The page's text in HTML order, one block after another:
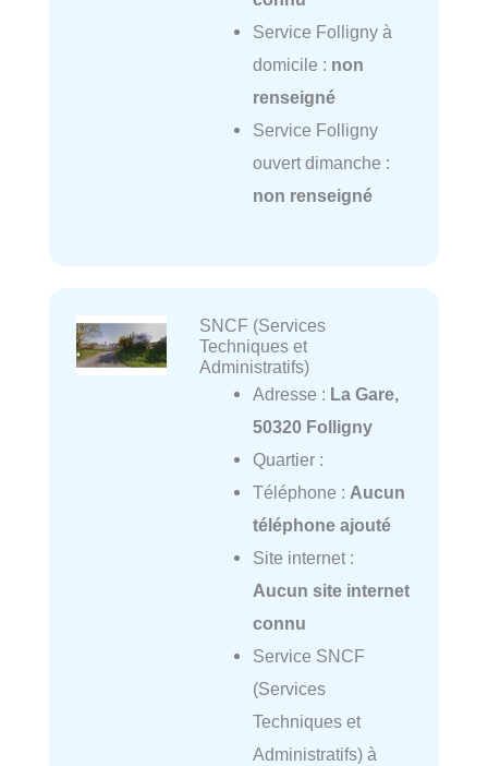
Service Folligny à
domicile : non
renseigné
Service Folligny
ouvert dimanche :
non renseigné
SNCF (Services
Techniques et
Administratifs)
Adresse : La Gare,
50320 Folligny
Quartier :
Téléphone : Aucun
téléphone ajouté
Site internet :
Aucun site internet
connu
Service SNCF
(Services
Techniques et
Administratifs) à